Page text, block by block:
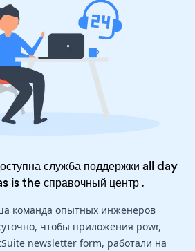
служба поддержки all day
is theсправочный центр.
команда опытных инженеров
чтобы приложения powr,
newsletter form, работали на